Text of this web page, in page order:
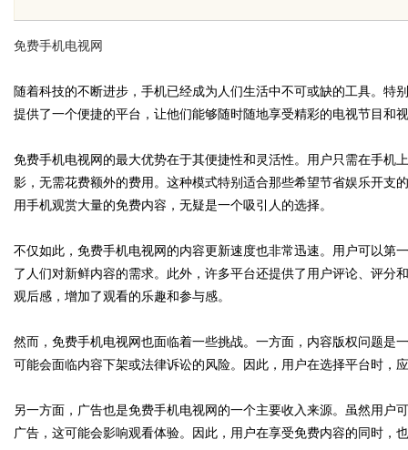
免费手机电视网
随着科技的不断进步，手机已经成为人们生活中不可或缺的工具。特
提供了一个便捷的平台，让他们能够随时随地享受精彩的电视节目和
免费手机电视网的最大优势在于其便捷性和灵活性。用户只需在手机
影，无需花费额外的费用。这种模式特别适合那些希望节省娱乐开支
用手机观赏大量的免费内容，无疑是一个吸引人的选择。
不仅如此，免费手机电视网的内容更新速度也非常迅速。用户可以第
了人们对新鲜内容的需求。此外，许多平台还提供了用户评论、评分
观后感，增加了观看的乐趣和参与感。
然而，免费手机电视网也面临着一些挑战。一方面，内容版权问题是
可能会面临内容下架或法律诉讼的风险。因此，用户在选择平台时，
另一方面，广告也是免费手机电视网的一个主要收入来源。虽然用户
广告，这可能会影响观看体验。因此，用户在享受免费内容的同时，